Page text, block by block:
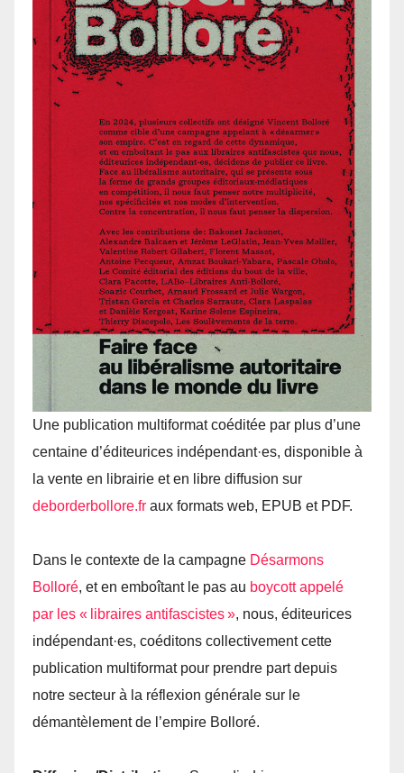
Une publication multiformat coéditée par plus d’une
centaine d’éditeurices indépendant·es, disponible à
la vente en librairie et en libre diffusion sur
deborderbollore.​fr aux formats web, EPUB et PDF.
Dans le contexte de la campagne Désarmons
Bolloré, et en emboîtant le pas au boycott appelé
par les « libraires antifascistes », nous, éditeurices
indépendant·es, coéditons collectivement cette
publication multiformat pour prendre part depuis
notre secteur à la réflexion générale sur le
démantèlement de l’empire Bolloré.